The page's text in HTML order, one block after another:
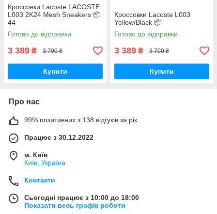
Кроссовки Lacoste LACOSTE
L003 2K24 Mesh Sneakers 📦
44
Готово до відправки
3 389 ₴ 3 700 ₴
Купити
Кроссовки Lacoste L003
Yellow/Black 📦
Готово до відправки
3 389 ₴ 3 700 ₴
Купити
Про нас
99% позитивних з 138 відгуків за рік
Працює з 30.12.2022
м. Київ
Київ, Україна
Контакти
Сьогодні працює з 10:00 до 18:00
Показати весь графік роботи